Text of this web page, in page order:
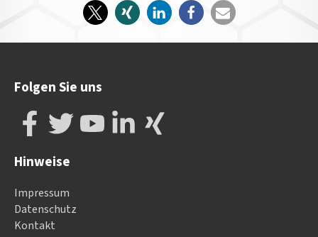
Folgen Sie uns
Hinweise
Impressum
Datenschutz
Kontakt